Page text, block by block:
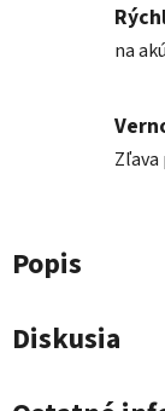
na
Popis
Diskusia